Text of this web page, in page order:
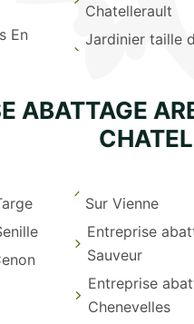
En
Chatellerault
Jardinier taille
ABATTAGE
Sur Vienne
Entreprise
Sauveur
Entreprise
Chenevelles